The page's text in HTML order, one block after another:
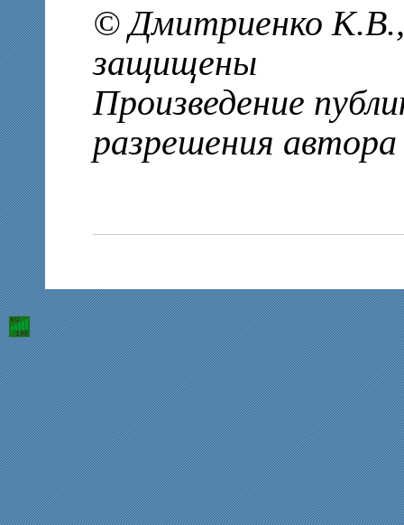
© Дмитриенко К.В.,
защищены
Произведение
разрешения автора